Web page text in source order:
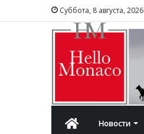
Суббота, 8 августа, 2026
ГлавнаяНовости